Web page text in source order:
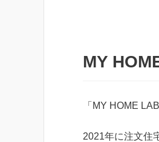
MY
「MY HOME
2021年に注文住